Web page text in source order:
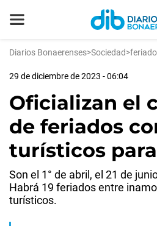
Diarios Bonaerenses>Sociedad>
29 de diciembre de 2023 - 06:04
Oficializan el
de feriados
turísticos
Son el 1° de abril, el 21 de
Habrá 19 feriados entre
turísticos.